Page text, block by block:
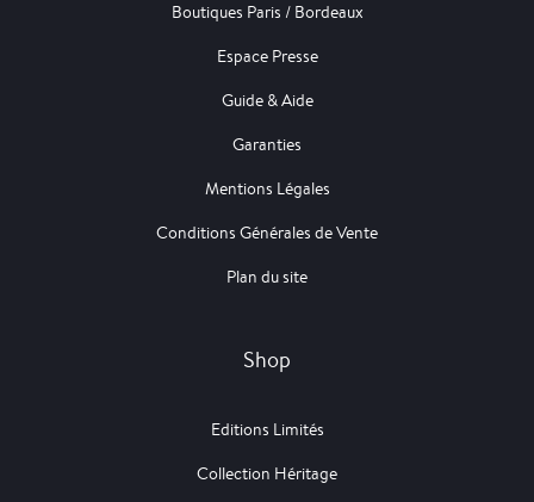
Boutiques Paris / Bordeaux
Espace Presse
Guide & Aide
Garanties
Mentions Légales
Conditions Générales de Vente
Plan du site
Shop
Editions Limités
Collection Héritage